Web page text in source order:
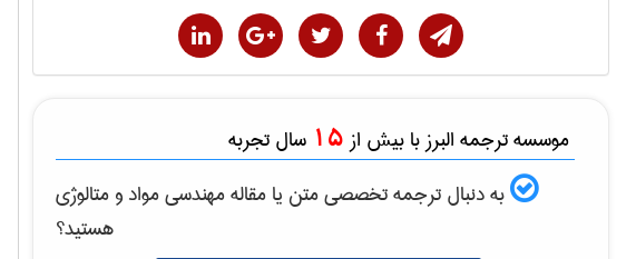
موسسه ترجمه البرز با بیش از 15 سال تجربه
به دنبال ترجمه تخصصی متن یا مقالهمهندسی مواد و متالوژی
هستید؟